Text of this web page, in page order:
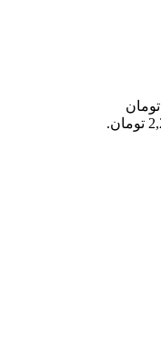
قیمت اصلی: 2,360,000 تومان